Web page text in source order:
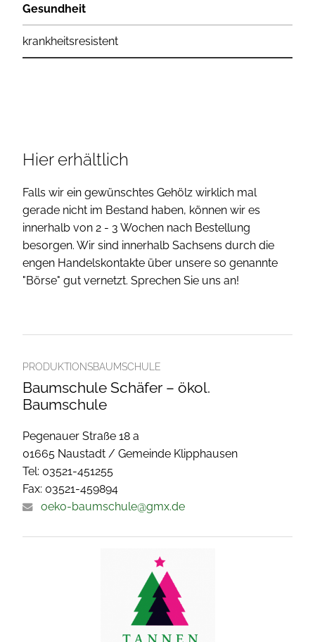
Gesundheit
krankheitsresistent
Hier erhältlich
Falls wir ein gewünschtes Gehölz wirklich mal
gerade nicht im Bestand haben, können wir es
innerhalb von 2 - 3 Wochen nach Bestellung
besorgen. Wir sind innerhalb Sachsens durch die
engen Handelskontakte über unsere so genannte
"Börse" gut vernetzt. Sprechen Sie uns an!
PRODUKTIONSBAUMSCHULE
Baumschule Schäfer – ökol.
Baumschule
Pegenauer Straße 18 a
01665 Naustadt / Gemeinde Klipphausen
Tel: 03521-451255
Fax: 03521-459894
oeko-baumschule@gmx.de